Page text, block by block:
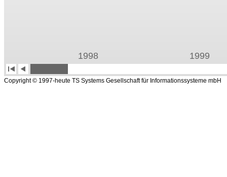
Copyright © 1997-heute TS Systems Gesellschaft für Informationssysteme mbH